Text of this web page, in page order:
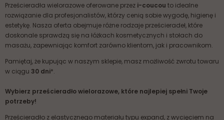
Prześcieradła wielorazowe oferowane przez i-coucou to idealne
rozwiązanie dla profesjonalistów, którzy cenią sobie wygodę, higienę i
estetykę. Nasza oferta obejmuje różne rodzaje prześcieradeł, które
doskonale sprawdzą się na łóżkach kosmetycznych i stołach do
masażu, zapewniając komfort zarówno klientom, jak i pracownikom.
Pamiętaj, że kupując w naszym sklepie, masz możliwość zwrotu towaru
w ciągu 30 dni*.
Wybierz prześcieradło wielorazowe, które najlepiej spełni Twoje
potrzeby!
Prześcieradło z elastycznego materiału typu expand, z wycięciem na